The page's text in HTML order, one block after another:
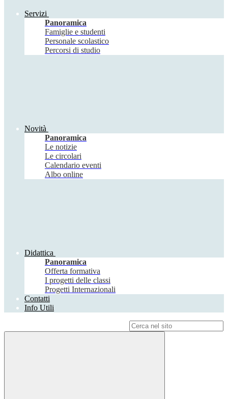
Servizi
Panoramica
Famiglie e studenti
Personale scolastico
Percorsi di studio
Novità
Panoramica
Le notizie
Le circolari
Calendario eventi
Albo online
Didattica
Panoramica
Offerta formativa
I progetti delle classi
Progetti Internazionali
Contatti
Info Utili